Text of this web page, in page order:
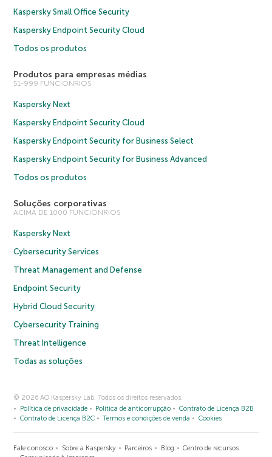
Kaspersky Small Office Security
Kaspersky Endpoint Security Cloud
Todos os produtos
Produtos para empresas médias
51-999 FUNCIONRIOS
Kaspersky Next
Kaspersky Endpoint Security Cloud
Kaspersky Endpoint Security for Business Select
Kaspersky Endpoint Security for Business Advanced
Todos os produtos
Soluções corporativas
ACIMA DE 1000 FUNCIONRIOS
Kaspersky Next
Cybersecurity Services
Threat Management and Defense
Endpoint Security
Hybrid Cloud Security
Cybersecurity Training
Threat Intelligence
Todas as soluções
© 2026 AO Kaspersky Lab. Todos os direitos reservados.
Política de privacidade
Política de anticorrupção
Contrato de Licença B2B
Contrato de Licença B2C
Termos e condições de venda Cookies
Fale conosco Sobre a Kaspersky Parceiros Blog
Centro de recursos